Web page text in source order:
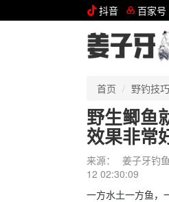
抖音 百家号
首页 野钓技巧
野生鲫鱼
效果非常
来源： 姜子牙钓
12 02:30:09
一方水土一方鱼，